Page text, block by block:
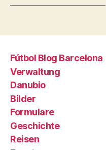
Fútbol Blog Barcelona
Verwaltung
Danubio
Bilder
Formulare
Geschichte
Reisen